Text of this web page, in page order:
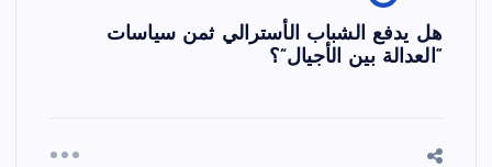
هل يدفع الشباب الأسترالي ثمن سياسات
“العدالة بين الأجيال”؟